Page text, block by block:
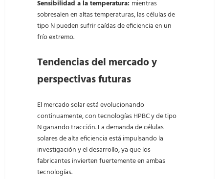
Sensibilidad a la temperatura: mientras
sobresalen en altas temperaturas, las células de
tipo N pueden sufrir caídas de eficiencia en un
frío extremo.
Tendencias del mercado y
perspectivas futuras
El mercado solar está evolucionando
continuamente, con tecnologías HPBC y de tipo
N ganando tracción. La demanda de células
solares de alta eficiencia está impulsando la
investigación y el desarrollo, ya que los
fabricantes invierten fuertemente en ambas
tecnologías.